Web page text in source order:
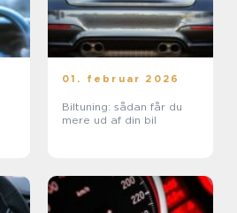
01. februar 2026
Biltuning: sådan får du
mere ud af din bil